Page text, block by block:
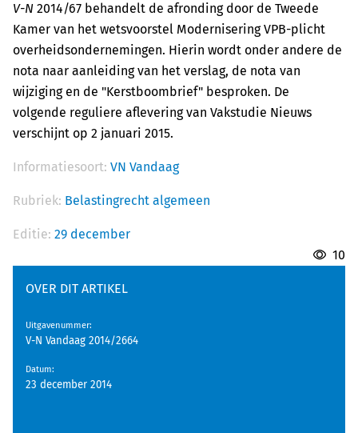
V-N 2014/67 behandelt de afronding door de Tweede
Kamer van het wetsvoorstel Modernisering VPB-plicht
overheidsondernemingen. Hierin wordt onder andere de
nota naar aanleiding van het verslag, de nota van
wijziging en de "Kerstboombrief" besproken. De
volgende reguliere aflevering van Vakstudie Nieuws
verschijnt op 2 januari 2015.
Informatiesoort: VN Vandaag
Rubriek: Belastingrecht algemeen
Editie: 29 december
10
OVER DIT ARTIKEL
Uitgavenummer:
V-N Vandaag 2014/2664
Datum:
23 december 2014